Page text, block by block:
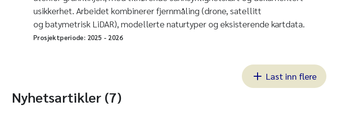
usikkerhet. Arbeidet kombinerer fjernmåling (drone, satellitt
og batymetrisk LiDAR), modellerte naturtyper og eksisterende kartdata.
Prosjektperiode: 2025 - 2026
Last inn flere
Nyhetsartikler (7)